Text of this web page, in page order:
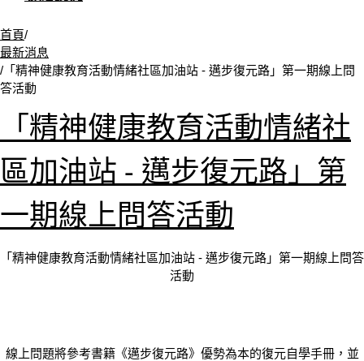
首頁/
最新消息
/ 「精神健康教育活動情緒社區加油站 - 邁步復元路」第一期線上問
答活動
「精神健康教育活動情緒社
區加油站 - 邁步復元路」第
一期線上問答活動
「精神健康教育活動情緒社區加油站 - 邁步復元路」第一期線上問答
活動
線上問題將參考書籍《邁步復元路》優勢為本的復元自學手冊，並